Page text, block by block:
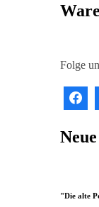
Folge
"Die alte